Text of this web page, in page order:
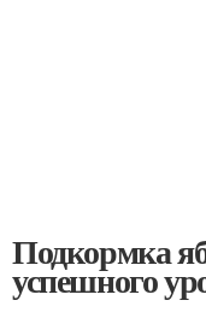
Подкормка
успешного